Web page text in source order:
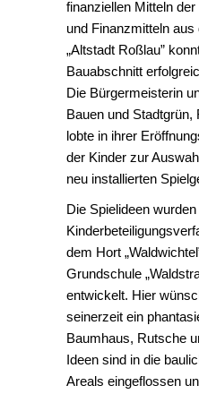
finanziellen Mitteln
und Finanzmitteln
„Altstadt Roßlau”
Bauabschnitt
Die Bürgermeisterin
Bauen und Stadtgrün,
lobte in ihrer
der Kinder zur
neu installierten
Die Spielideen
dem Hort
Grundschule
entwickelt. Hier
seinerzeit ein
Baumhaus, Rutsche
Ideen sind in die
Areals eingeflossen